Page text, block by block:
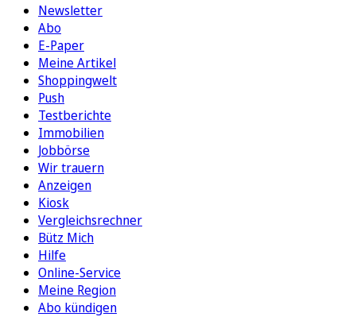
Newsletter
Abo
E-Paper
Meine Artikel
Shoppingwelt
Push
Testberichte
Immobilien
Jobbörse
Wir trauern
Anzeigen
Kiosk
Vergleichsrechner
Bütz Mich
Hilfe
Online-Service
Meine Region
Abo kündigen